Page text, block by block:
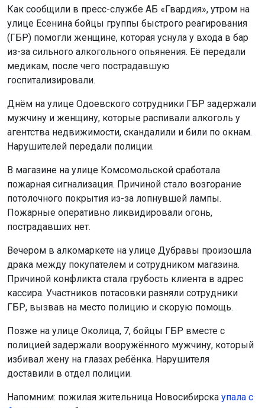
Как сообщили в пресс-службе АБ «Гвардия», утром на
улице Есенина бойцы группы быстрого реагирования
(ГБР) помогли женщине, которая уснула у входа в бар
из-за сильного алкогольного опьянения. Её передали
медикам, после чего пострадавшую
госпитализировали.
Днём на улице Одоевского сотрудники ГБР задержали
мужчину и женщину, которые распивали алкоголь у
агентства недвижимости, скандалили и били по окнам.
Нарушителей передали полиции.
В магазине на улице Комсомольской сработала
пожарная сигнализация. Причиной стало возгорание
потолочного покрытия из-за лопнувшей лампы.
Пожарные оперативно ликвидировали огонь,
пострадавших нет.
Вечером в алкомаркете на улице Дубравы произошла
драка между покупателем и сотрудником магазина.
Причиной конфликта стала грубость клиента в адрес
кассира. Участников потасовки разняли сотрудники
ГБР, вызвав на место полицию и скорую помощь.
Позже на улице Околица, 7, бойцы ГБР вместе с
полицией задержали вооружённого мужчину, который
избивал жену на глазах ребёнка. Нарушителя
доставили в отдел полиции.
Напомним: пожилая жительница Новосибирска упала с